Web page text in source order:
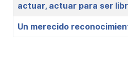
actuar, actuar para ser
Un merecido